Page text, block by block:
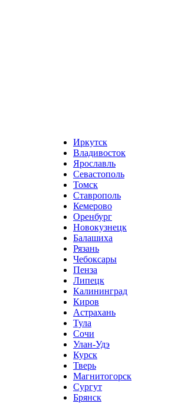
Иркутск
Владивосток
Ярославль
Севастополь
Томск
Ставрополь
Кемерово
Оренбург
Новокузнецк
Балашиха
Рязань
Чебоксары
Пенза
Липецк
Калининград
Киров
Астрахань
Тула
Сочи
Улан-Удэ
Курск
Тверь
Магнитогорск
Сургут
Брянск